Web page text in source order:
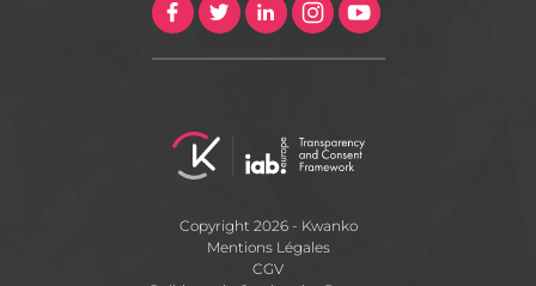
Copyright 2026 - Kwanko
Mentions Légales
CGV